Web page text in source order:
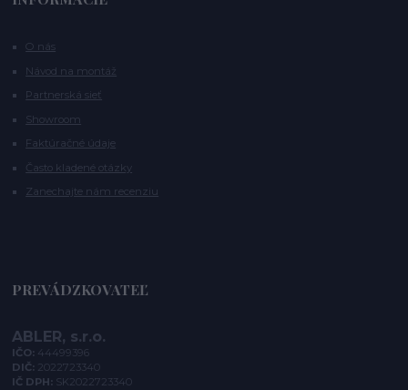
O nás
Návod na montáž
Partnerská sieť
Showroom
Faktúračné údaje
Často kladené otázky
Zanechajte nám recenziu
PREVÁDZKOVATEĽ
ABLER, s.r.o.
IČO: 44499396
DIČ: 2022723340
IČ DPH: SK2022723340